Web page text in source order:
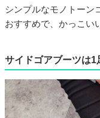
シンプルなモノトーン
おすすめで、かっこい
サイドゴアブーツは